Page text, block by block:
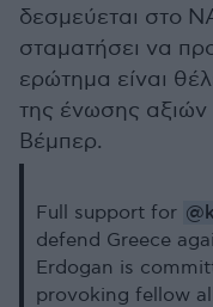
δεσμεύεται στο
σταματήσει να
ερώτημα είναι
της ένωσης
Βέμπερ.
Full support for
defend Greece
Erdogan is
provoking fellow